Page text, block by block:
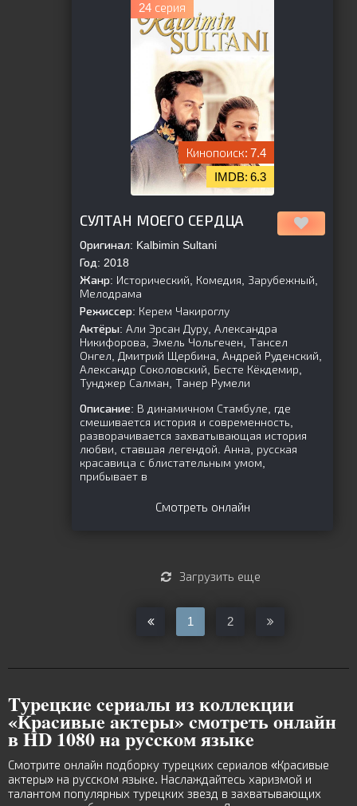
Tуpeцкиe cepиaлы из кoллeкции
«Кpacивыe aктepы» cмoтpeть oнлaйн
в HD 1080 нa pуccкoм языкe
Смотрите онлайн подборку турецких сериалов «Красивые
актеры» на русском языке. Наслаждайтесь харизмой и
талантом популярных турецких звезд в захватывающих
24 серия
7.4
6.3
СУЛТАН МОЕГО СЕРДЦА
Оригинал: Kalbimin Sultani
Год: 2018
Жанр: Исторический, Комедия, Зарубежный,
Мелодрама
Режиссер: Керем Чакироглу
Актёры: Али Эрсан Дуру, Александра
Никифорова, Эмель Чольгечен, Тансел
Онгел, Дмитрий Щербина, Андрей Руденский,
Александр Соколовский, Бесте Кёкдемир,
Тунджер Салман, Танер Румели
Описание: В динамичном Стамбуле, где
смешивается история и современность,
разворачивается захватывающая история
любви, ставшая легендой. Анна, русская
красавица с блистательным умом,
прибывает в
Смотреть онлайн
Загрузить еще
1 2